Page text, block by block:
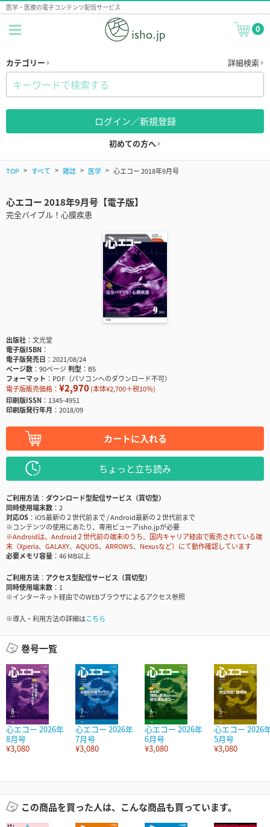
医学・医療の電子コンテンツ配信サービス
0
カテゴリー 詳細検索
ログイン／新規登録
初めての方へ
TOP すべて 雑誌 医学 心エコー 2018年9月号
心エコー 2018年9月号【電子版】
完全バイブル！心膜疾患
出版社
文光堂
電子版ISBN
電子版発売日
2021/08/24
ページ数
90ページ判型
B5
フォーマット
PDF（パソコンへのダウンロード不可）
電子版販売価格： ¥2,970(本体¥2,700＋税10％)
印刷版ISSN
1345-4951
印刷版発行年月
2018/09
カートに入れる
ちょっと立ち読み
ご利用方法
ダウンロード型配信サービス（買切型）
同時使用端末数
2
対応OS
iOS最新の２世代前まで / Android最新の２世代前まで
※コンテンツの使用にあたり、専用ビューアisho.jpが必要
※Androidは、Android２世代前の端末のうち、国内キャリア経由で販売されている端
末（Xperia、GALAXY、AQUOS、ARROWS、Nexusなど）にて動作確認しています
必要メモリ容量
46 MB以上
ご利用方法
アクセス型配信サービス（買切型）
同時使用端末数
1
※インターネット経由でのWEBブラウザによるアクセス参照
※導入・利用方法の詳細はこちら
巻号一覧
心エコー 2026年
8月号
¥3,080
心エコー 2026年
7月号
¥3,080
心エコー 2026年
6月号
¥3,080
心エコー 2026
5月号
¥3,080
この商品を買った人は、こんな商品も買っています。